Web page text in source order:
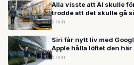
Alla visste att AI skulle
trodde att det skulle gå
5 min
Siri får nytt liv med
Apple hålla löftet den här
5 min